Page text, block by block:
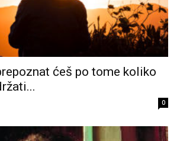
ćeš po tome koliko
0